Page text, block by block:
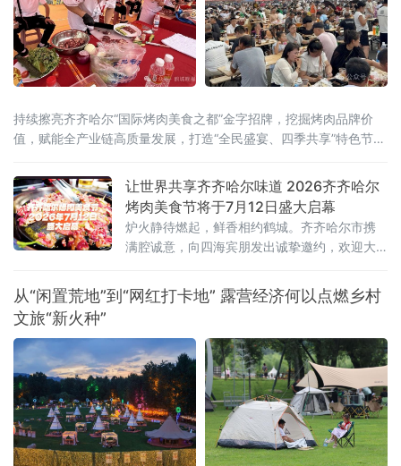
持续擦亮齐齐哈尔“国际烤肉美食之都”金字招牌，挖掘烤肉品牌价
值，赋能全产业链高质量发展，打造“全民盛宴、四季共享”特色节庆
让世界共享齐齐哈尔味道 2026齐齐哈尔
烤肉美食节将于7月12日盛大启幕
炉火静待燃起，鲜香相约鹤城。齐齐哈尔市携
满腔诚意，向四海宾朋发出诚挚邀约，欢迎大
地道齐市烤肉，感受这座城市独有的市井韵味
与待客温情。
从“闲置荒地”到“网红打卡地” 露营经济何以点燃乡村
文旅“新火种”